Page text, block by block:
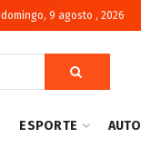
domingo, 9 agosto , 2026
ESPORTE AUTO